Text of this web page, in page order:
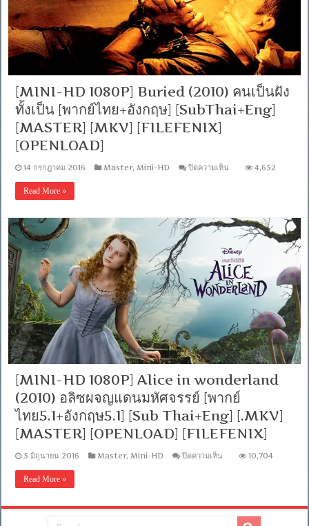
ไทย+อังกฤษ]
[SubThai+Eng]
[MKV]
[FILEFENIX]
[OPENLOAD]
[MINI-HD 1080P] Buried (2010) คนเป็นฝัง
ทั้งเป็น [พากย์ไทย+อังกฤษ] [SubThai+Eng]
[MASTER] [MKV] [FILEFENIX]
[OPENLOAD]
14 กรกฎาคม 2016 Master,Mini-HD ปิดความเห็นบน
(2010)
คน
เป็น
ฝัง
ทั้ง
เป็น
[พากย์
[SubThai+Eng]
[MASTER]
[MKV]
[FILEFENIX]
[OPENLOAD]
4,652
Read More »
[MINI-HD 1080P] Alice in wonderland
(2010) อลิซผจญแดนมหัศจรรย์ [พากย์
ไทย5.1+อังกฤษ5.1] [Sub Thai+Eng] [.MKV]
[MASTER] [OPENLOAD] [FILEFENIX]
5 มิถุนายน 2016 Master,Mini-HD ปิดความเห็นบน
in
wonderland
(2010)
10,704
Read More »